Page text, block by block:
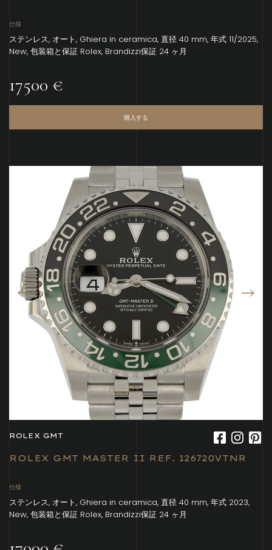
仕様
ステンレス, オート, Ghiera in ceramica, 直径 40 mm, 年式 11/2025,
New, 包装箱と保証 Rolex, Brandizzi保証 24 ヶ月
17500 €
購入する
ROLEX GMT
ROLEX GMT MASTER II REF. 126720VTNR
仕様
ステンレス, オート, Ghiera in ceramica, 直径 40 mm, 年式 2023,
New, 包装箱と保証 Rolex, Brandizzi保証 24 ヶ月